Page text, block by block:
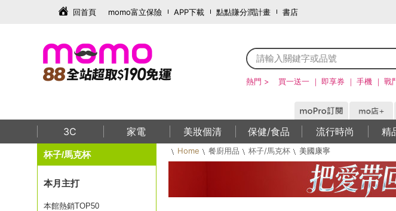
回首頁 momo富立保險 APP下載 點點賺分潤計畫 書店
熱門 > 買一送一 即享券 手機 戰
3C 家電 美妝個清 保健/食品 流行時尚 精
Home 餐廚用品 杯子/馬克杯 美國康寧
杯子/馬克杯
本月主打
本館熱銷TOP50